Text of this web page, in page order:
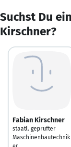
Suchst Du
Kirschner?
Fabian Kirschner
staatl. geprüfter
Maschinenbautechnik